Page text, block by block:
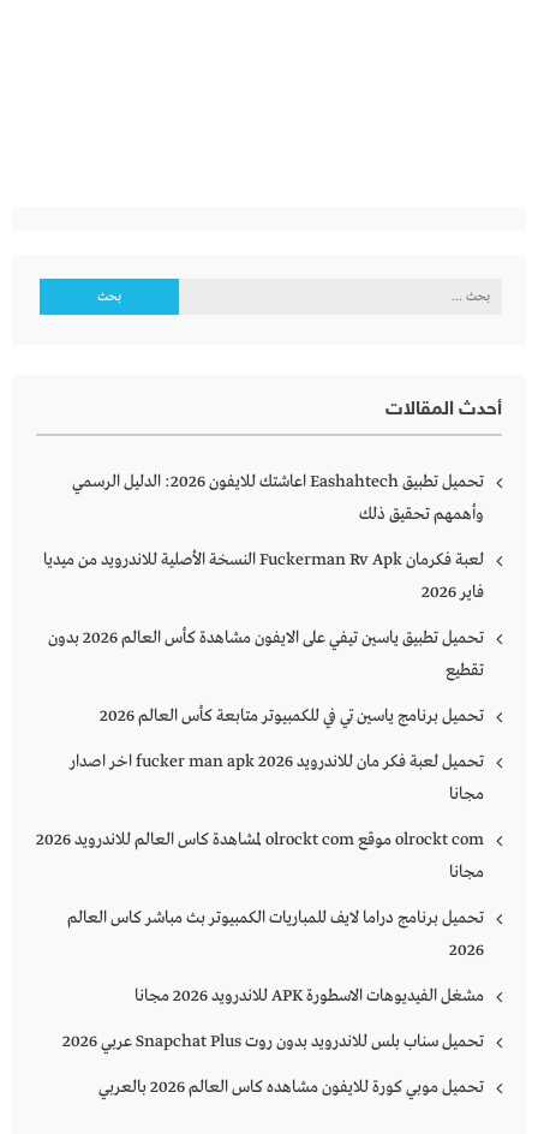
البحث
أحدث المقالات
تحميل تطبيق Eashahtech اعاشتك للايفون 2026: الدليل الرسمي
وأهمهم تحقيق ذلك
لعبة فكرمان Fuckerman Rv Apk النسخة الأصلية للاندرويد من ميديا
فاير 2026
تحميل تطبيق ياسين تيفي على الايفون مشاهدة كأس العالم 2026 بدون
تقطيع
تحميل برنامج ياسين تي في للكمبيوتر متابعة كأس العالم 2026
تحميل لعبة فكر مان للاندرويد 2026 fucker man apk اخر اصدار
مجانا
olrockt com موقع olrockt com لمشاهدة كاس العالم للاندرويد 2026
مجانا
تحميل برنامج دراما لايف للمباريات الكمبيوتر بث مباشر كاس العالم
2026
مشغل الفيديوهات الاسطورة APK للاندرويد 2026 مجانا
تحميل سناب بلس للاندرويد بدون روت Snapchat Plus‏ عربي 2026
تحميل موبي كورة للايفون مشاهده كاس العالم 2026 بالعربي